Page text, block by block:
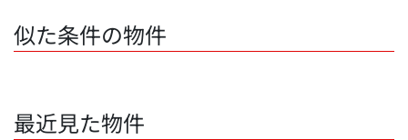
似た条件の物件
最近見た物件